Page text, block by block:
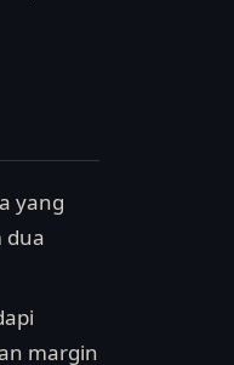
yang
dua
margin